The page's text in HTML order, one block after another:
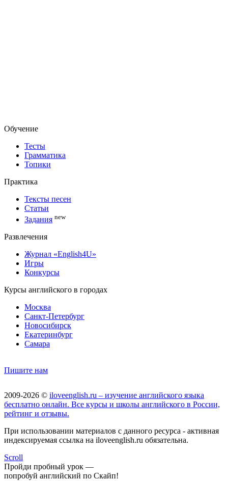
Обучение
Тесты
Грамматика
Топики
Практика
Тексты песен
Статьи
Задания new
Развлечения
Журнал «English4U»
Игры
Конкурсы
Курсы английского в городах
Москва
Санкт-Петербург
Новосибирск
Екатеринбург
Самара
Пишите нам
2009-2026 © iloveenglish.ru – изучение английского языка
бесплатно онлайн. Все курсы и школы английского в России,
рейтинг и отзывы.
При использовании материалов с данного ресурса - активная
индексируемая ссылка на iloveenglish.ru обязательна.
Scroll
Пройди пробный урок —
попробуй английский по Скайп!